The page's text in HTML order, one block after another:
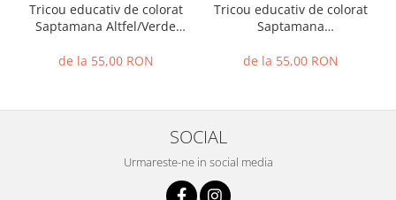
Tricou educativ de colorat
Saptamana Altfel/Verde
de la 55,00 RON
Tricou educativ de colorat
Saptamana
Exploratori 2
de la 55,00 RON
SOCIAL
Urmareste-ne in social media